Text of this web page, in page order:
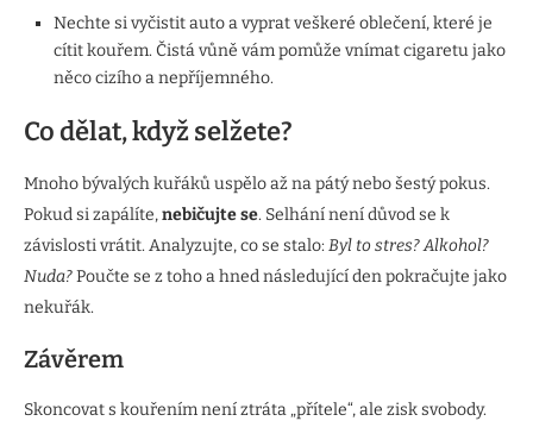
Nechte si vyčistit auto a vyprat veškeré oblečení, které je
cítit kouřem. Čistá vůně vám pomůže vnímat cigaretu jako
něco cizího a nepříjemného.
Co dělat, když selžete?
Mnoho bývalých kuřáků uspělo až na pátý nebo šestý pokus.
Pokud si zapálíte,nebičujte se. Selhání není důvod se k
závislosti vrátit. Analyzujte, co se stalo: Byl to stres? Alkohol?
Nuda?Poučte se z toho a hned následující den pokračujte jako
nekuřák.
Závěrem
Skoncovat s kouřením není ztráta „přítele“, ale zisk svobody.